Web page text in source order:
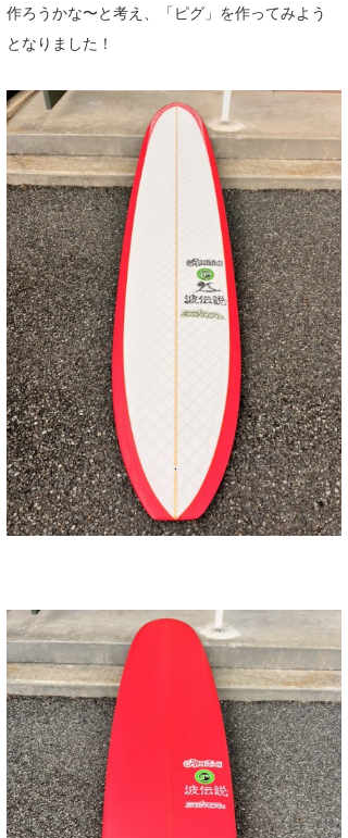
作ろうかな〜と考え、「ピグ」を作ってみよう
となりました！
mitz
S.K
Soulman
VAGY
waka☆=
YUKI☆
たっちー
ハンマー
まっきー
三輪予報士
小川予報士
唐澤予報士
SancheZ
ゴン
米山予報士
wanda